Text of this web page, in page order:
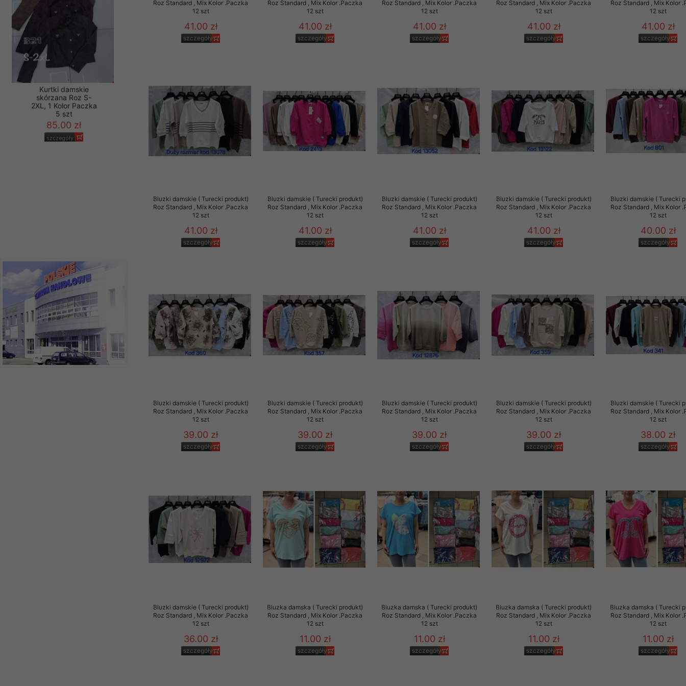
Kurtki damskie
skórzana Roz S-
2XL, 1 Kolor Paczka
Roz Standard , Mix Kolor .Paczka
12 szt
41.00 zł
szczegóły
Roz Standard , Mix Kolor .Paczka
12 szt
41.00 zł
szczegóły
Roz Standard , Mix Kolor .Paczka
12 szt
41.00 zł
szczegóły
Roz Standard , Mix Kolor .Paczka
12 szt
41.00 zł
szczegóły
Roz Standard , Mix Kolor
12 szt
41.00 zł
szczegóły
Bluzki damskie ( Turecki produkt)
Roz Standard , Mix Kolor .Paczka
12 szt
41.00 zł
szczegóły
Bluzki damskie ( Turecki produkt)
Roz Standard , Mix Kolor .Paczka
12 szt
41.00 zł
szczegóły
Bluzki damskie ( Turecki produkt)
Roz Standard , Mix Kolor .Paczka
12 szt
41.00 zł
szczegóły
Bluzki damskie ( Turecki produkt)
Roz Standard , Mix Kolor .Paczka
12 szt
41.00 zł
szczegóły
Bluzki damskie ( Turecki
Roz Standard , Mix Kolor
12 szt
40.00 zł
szczegóły
Bluzki damskie ( Turecki produkt)
Roz Standard , Mix Kolor .Paczka
12 szt
39.00 zł
szczegóły
Bluzki damskie ( Turecki produkt)
Roz Standard , Mix Kolor .Paczka
12 szt
39.00 zł
szczegóły
Bluzki damskie ( Turecki produkt)
Roz Standard , Mix Kolor .Paczka
12 szt
39.00 zł
szczegóły
Bluzki damskie ( Turecki produkt)
Roz Standard , Mix Kolor .Paczka
12 szt
39.00 zł
szczegóły
Bluzki damskie ( Turecki
Roz Standard , Mix Kolor
12 szt
38.00 zł
szczegóły
Bluzki damskie ( Turecki produkt)
Roz Standard , Mix Kolor .Paczka
12 szt
36.00 zł
szczegóły
Bluzka damska ( Turecki produkt)
Roz Standard , Mix Kolor .Paczka
12 szt
11.00 zł
szczegóły
Bluzka damska ( Turecki produkt)
Roz Standard , Mix Kolor .Paczka
12 szt
11.00 zł
szczegóły
Bluzka damska ( Turecki produkt)
Roz Standard , Mix Kolor .Paczka
12 szt
11.00 zł
szczegóły
Bluzka damska ( Turecki
Roz Standard , Mix Kolor
12 szt
11.00 zł
szczegóły